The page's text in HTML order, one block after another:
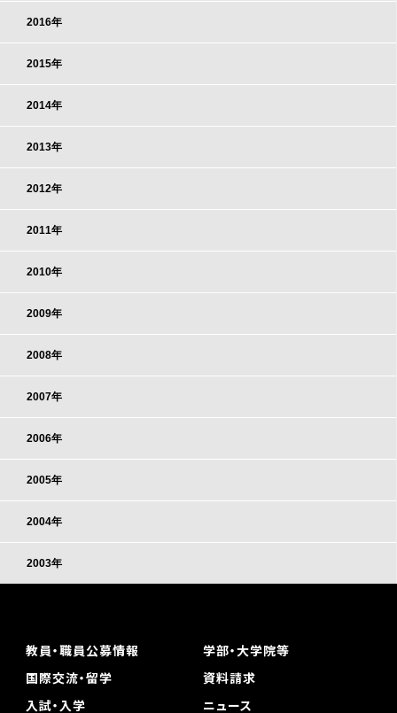
2016年
2015年
2014年
2013年
2012年
2011年
2010年
2009年
2008年
2007年
2006年
2005年
2004年
2003年
教員・職員公募情報
学部・大学院等
国際交流・留学
資料請求
入試・入学
ニュース